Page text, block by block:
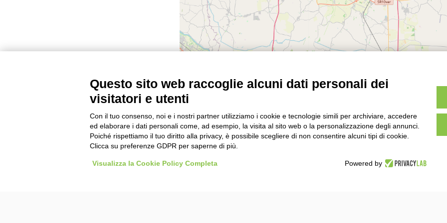
Agenzie Viaggiare da Soci: la tua agenzia viaggio con offerte esclusive destinate ai soci coop e tantissime
Questo sito web raccoglie alcuni dati personali dei
visitatori e utenti
Con il tuo consenso, noi e i nostri partner utilizziamo i cookie e tecnologie simili per archiviare, accedere
ed elaborare i dati personali come, ad esempio, la visita al sito web o la personalizzazione degli annunci.
Poiché rispettiamo il tuo diritto alla privacy, è possibile scegliere di non consentire alcuni tipi di cookie.
Clicca su preferenze GDPR per saperne di più.
Visualizza la Cookie Policy Completa Powered by